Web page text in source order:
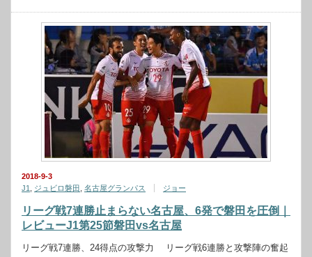
2018-9-3
J1
ジュビロ磐田 名古屋グランパス ジョー
リーグ戦7連勝止まらない名古屋、6発で磐田を圧倒｜
レビューJ1第25節磐田vs名古屋
リーグ戦7連勝、24得点の攻撃力 リーグ戦6連勝と攻撃陣の奮起